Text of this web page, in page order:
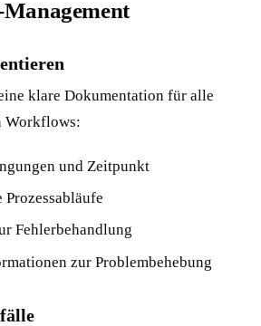
klare Dokumentation für alle
Workflows:
und Zeitpunkt
Prozessabläufe
Fehlerbehandlung
zur Problembehebung